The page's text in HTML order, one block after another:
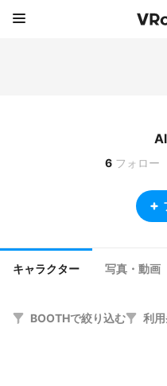
6 フォロー
キャラクター 写真・動画
BOOTHで絞り込む 利